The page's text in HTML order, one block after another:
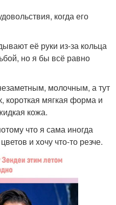
когда его
её руки из-за кольца
но я бы всё равно
молочным, а тут
короткая мягкая форма и
кожа.
что я сама иногда
и хочу что-то резче.